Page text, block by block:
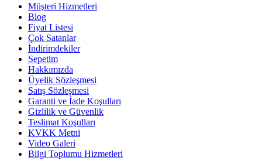
Müşteri Hizmetleri
Blog
Fiyat Listesi
Çok Satanlar
İndirimdekiler
Sepetim
Hakkımızda
Üyelik Sözleşmesi
Satış Sözleşmesi
Garanti ve İade Koşulları
Gizlilik ve Güvenlik
Teslimat Koşulları
KVKK Metni
Video Galeri
Bilgi Toplumu Hizmetleri